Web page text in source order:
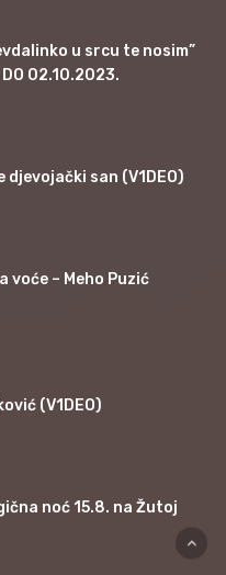
u srcu te nosim”
DO 02.10.2023.
djevojački san (V1DEO)
voće – Meho Puzić
(V1DEO)
noć 15.8. na Žutoj